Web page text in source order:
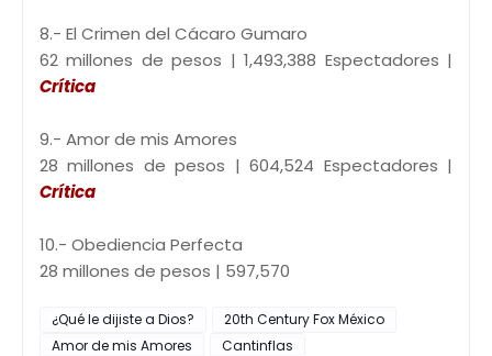
8.- El Crimen del Cácaro Gumaro
62 millones de pesos | 1,493,388 Espectadores |
Crítica
9.- Amor de mis Amores
28 millones de pesos | 604,524 Espectadores |
Crítica
10.- Obediencia Perfecta
28 millones de pesos | 597,570
¿Qué le dijiste a Dios?
20th Century Fox México
Amor de mis Amores
Cantinflas